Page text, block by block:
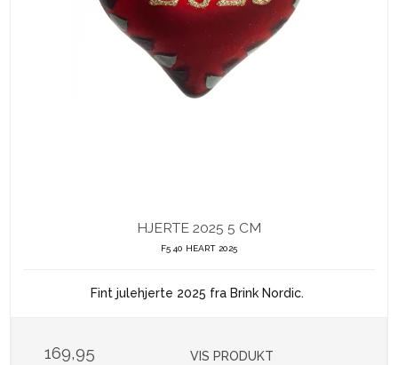
HJERTE 2025 5 CM
F5 40 HEART 2025
Fint julehjerte 2025 fra Brink Nordic.
169,95
VIS PRODUKT